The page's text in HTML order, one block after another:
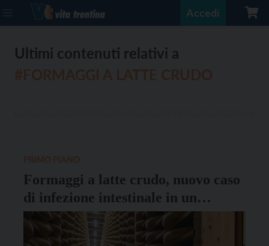
Accedi
Ultimi contenuti relativi a
Formaggi a latte crudo, nuovo caso
di infezione intestinale in un
bambino di 9 anni